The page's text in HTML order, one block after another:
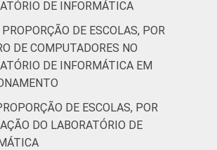
DE INFORMÁTICA
DE ESCOLAS, POR
DE COMPUTADORES NO
DE INFORMÁTICA EM
DE ESCOLAS, POR
DO LABORATÓRIO DE